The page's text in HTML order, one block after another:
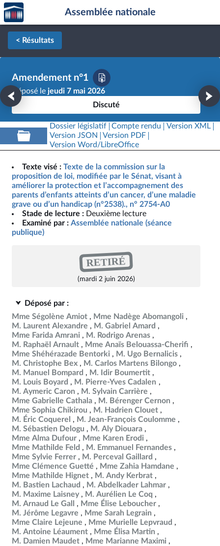
Aller au contenu
Aller en bas de la page
Accèder
à la
page
d'accueil
Assemblée nationale
< Résultats
Amendement n°1
Déposé le jeudi 7 mai 2026
Discuté
Dossier législatif Compte rendu
Version XML
Version JSON
Version PDF
Version Word/LibreOffice
Texte visé : Texte de la commission sur la
proposition de loi, modifiée par le Sénat, visant à
améliorer la protection et l’accompagnement des
parents d’enfants atteints d’un cancer, d’une maladie
grave ou d’un handicap (n°2538)., n° 2754-A0
Stade de lecture : Deuxième lecture
Examiné par : Assemblée nationale (séance
publique)
RETIRÉ
(mardi 2 juin 2026)
Déposé par :
Mme Ségolène Amiot
Mme Nadège Abomangoli
M. Laurent Alexandre
M. Gabriel Amard
Mme Farida Amrani
M. Rodrigo Arenas
M. Raphaël Arnault
Mme Anaïs Belouassa-Cherifi
Mme Shéhérazade Bentorki
M. Ugo Bernalicis
M. Christophe Bex
M. Carlos Martens Bilongo
M. Manuel Bompard
M. Idir Boumertit
M. Louis Boyard
M. Pierre-Yves Cadalen
M. Aymeric Caron
M. Sylvain Carrière
Mme Gabrielle Cathala
M. Bérenger Cernon
Mme Sophia Chikirou
M. Hadrien Clouet
M. Éric Coquerel
M. Jean-François Coulomme
M. Sébastien Delogu
M. Aly Diouara
Mme Alma Dufour
Mme Karen Erodi
Mme Mathilde Feld
M. Emmanuel Fernandes
Mme Sylvie Ferrer
M. Perceval Gaillard
Mme Clémence Guetté
Mme Zahia Hamdane
Mme Mathilde Hignet
M. Andy Kerbrat
M. Bastien Lachaud
M. Abdelkader Lahmar
M. Maxime Laisney
M. Aurélien Le Coq
M. Arnaud Le Gall
Mme Élise Leboucher
M. Jérôme Legavre
Mme Sarah Legrain
Mme Claire Lejeune
Mme Murielle Lepvraud
M. Antoine Léaument
Mme Élisa Martin
M. Damien Maudet
Mme Marianne Maximi